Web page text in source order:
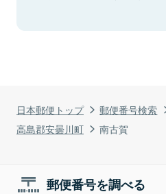
日本郵便トップ 郵便番号検索
高島郡安曇川町
南古賀
郵便番号を調べる